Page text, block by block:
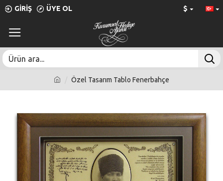
GIRIŞ ÜYE OL $
Özel Tasarım Tablo Fenerbahçe